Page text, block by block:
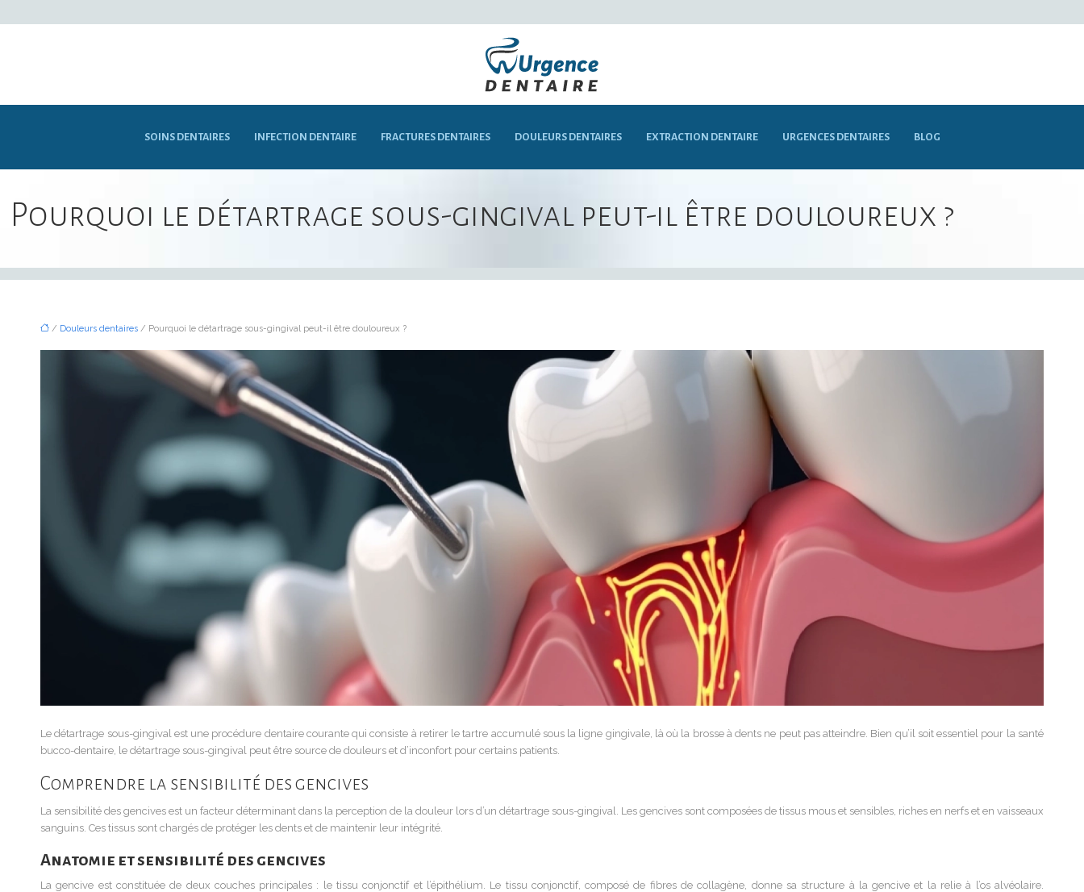
SOINS DENTAIRES INFECTION DENTAIRE FRACTURES DENTAIRES DOULEURS DENTAIRES EXTRACTION DENTAIRE URGENCES DENTAIRES BLOG
Pourquoi le détartrage sous-gingival peut-il être douloureux ?
/ Douleurs dentaires / Pourquoi le détartrage sous-gingival peut-il être douloureux ?
Le détartrage sous-gingival est une procédure dentaire courante qui consiste à retirer le tartre accumulé sous la ligne gingivale, là où la brosse à dents ne peut pas atteindre. Bien qu’il soit essentiel pour la santé
bucco-dentaire, le détartrage sous-gingival peut être source de douleurs et d’inconfort pour certains patients.
Comprendre la sensibilité des gencives
La sensibilité des gencives est un facteur déterminant dans la perception de la douleur lors d’un détartrage sous-gingival. Les gencives sont composées de tissus mous et sensibles, riches en nerfs et en vaisseaux
sanguins. Ces tissus sont chargés de protéger les dents et de maintenir leur intégrité.
Anatomie et sensibilité des gencives
La gencive est constituée de deux couches principales : le tissu conjonctif et l’épithélium. Le tissu conjonctif, composé de fibres de collagène, donne sa structure à la gencive et la relie à l’os alvéolaire.